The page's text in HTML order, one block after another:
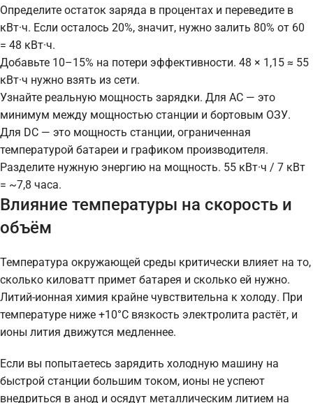
Определите остаток заряда в процентах и переведите в
кВт·ч. Если осталось 20%, значит, нужно залить 80% от 60
= 48 кВт·ч.
Добавьте 10–15% на потери эффективности. 48 × 1,15 ≈ 55
кВт·ч нужно взять из сети.
Узнайте реальную мощность зарядки. Для AC — это
минимум между мощностью станции и бортовым ОЗУ.
Для DC — это мощность станции, ограниченная
температурой батареи и графиком производителя.
Разделите нужную энергию на мощность. 55 кВт·ч / 7 кВт
= ~7,8 часа.
Влияние температуры на скорость и
объём
Температура окружающей среды критически влияет на то,
сколько киловатт примет батарея и сколько ей нужно.
Литий-ионная химия крайне чувствительна к холоду. При
температуре ниже +10°C вязкость электролита растёт, и
ионы лития движутся медленнее.
Если вы попытаетесь зарядить холодную машину на
быстрой станции большим током, ионы не успеют
внедриться в анод и осядут металлическим литием на